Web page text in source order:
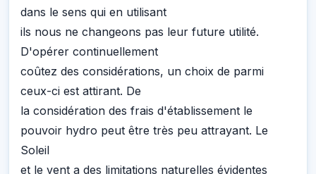
dans le sens qui en utilisant
ils nous ne changeons pas leur future utilité.
D'opérer continuellement
coûtez des considérations, un choix de parmi
ceux-ci est attirant. De
la considération des frais d'établissement le
pouvoir hydro peut être très peu attrayant. Le
Soleil
et le vent a des limitations naturelles évidentes